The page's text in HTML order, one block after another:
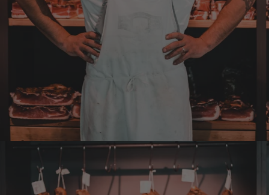
Christa
Verifizierter Kunde
Der Schinken schmeckt sehr gut durch die
Bergkräuter. Ich würde mir wünschen
einzelne Teile zu bestellen. Meistens sind es
Pakete. Bin Rentnerin und brauche nicht so
viel.
7.8.2026
Verifizierter Kunde
Tolles Angebot, Qualität und Geschmack -
Note 1
7.8.2026